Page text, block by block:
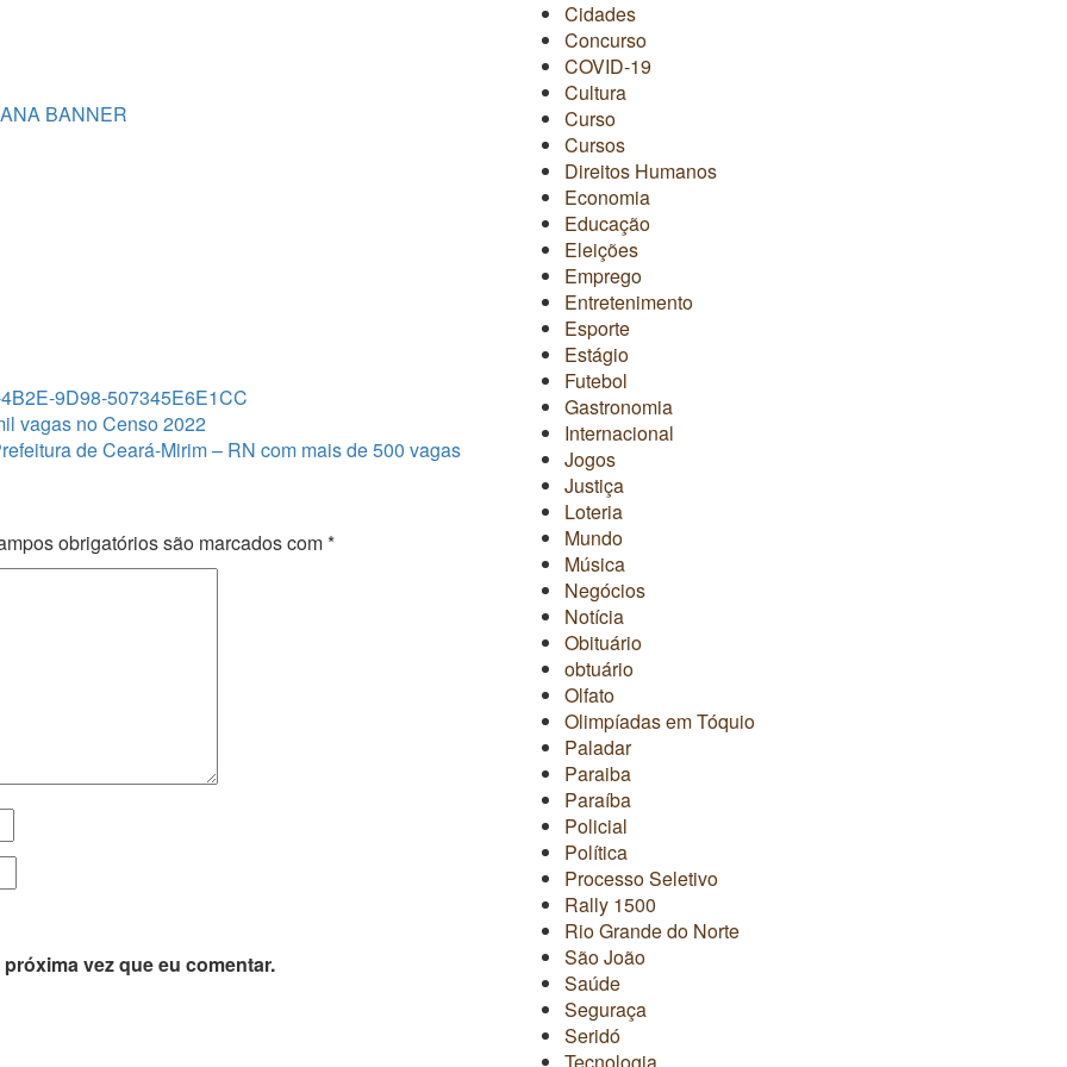
vagas no Censo 2022
de Ceará-Mirim – RN com mais de 500 vagas
obrigatórios são marcados com*
vez que eu comentar.
Cidades
Concurso
COVID-19
Cultura
Curso
Cursos
Direitos Humanos
Economia
Educação
Eleições
Emprego
Entretenimento
Esporte
Estágio
Futebol
Gastronomia
Internacional
Jogos
Justiça
Loteria
Mundo
Música
Negócios
Notícia
Obituário
obtuário
Olfato
Olimpíadas em Tóquio
Paladar
Paraiba
Paraíba
Policial
Política
Processo Seletivo
Rally 1500
Rio Grande do Norte
São João
Saúde
Seguraça
Seridó